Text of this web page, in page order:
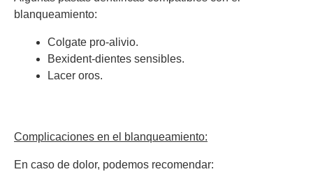
blanqueamiento:
Colgate pro-alivio.
Bexident-dientes sensibles.
Lacer oros.
Complicaciones en el blanqueamiento:
En caso de dolor, podemos recomendar: